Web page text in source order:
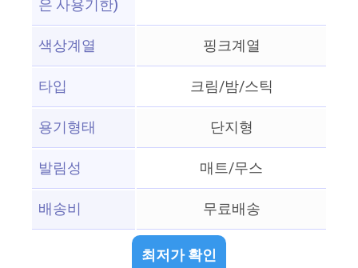
은 사용기한)
색상계열
핑크계열
타입
크림/밤/스틱
용기형태
단지형
발림성
매트/무스
배송비
무료배송
최저가 확인